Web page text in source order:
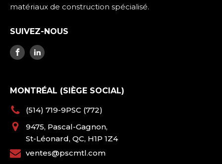
matériaux de construction spécialisé.
SUIVEZ-NOUS
MONTRÉAL (SIÈGE SOCIAL)
(514) 719-9PSC (772)
9475, Pascal-Gagnon,
St-Léonard, QC, H1P 1Z4
ventes@pscmtl.com